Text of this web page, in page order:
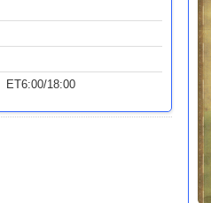
ET6:00/18:00